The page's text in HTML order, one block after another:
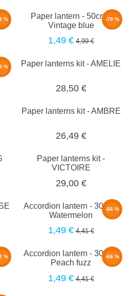
% -70 %
Paper lantern - 50cm -
Vintage blue
1,49 € 4,99 €
% Paper lanterns kit - AMELIE
28,50 €
Paper lanterns kit - AMBRE
26,49 €
Paper lanterns kit -
VICTOIRE
29,00 €
-66 %
Accordion lantern - 30cm -
Watermelon
1,49 € 4,41 €
%
-
-66 %
Accordion lantern - 30cm -
Peach fuzz
1,49 € 4,41 €